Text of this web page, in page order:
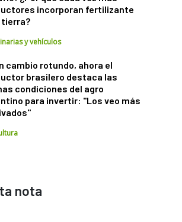
incorporan fertilizante
tierra?
y vehículos
cambio rotundo, ahora el
brasilero destaca las
condiciones del agro
para invertir: "Los veo más
nota